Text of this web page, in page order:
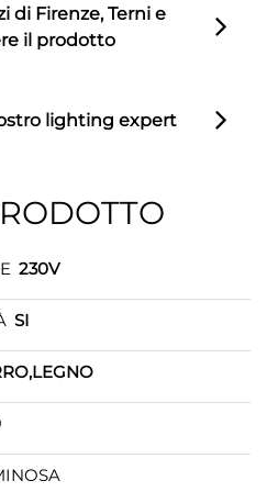
di Firenze, Terni e
il prodotto
lighting expert
230V
SI